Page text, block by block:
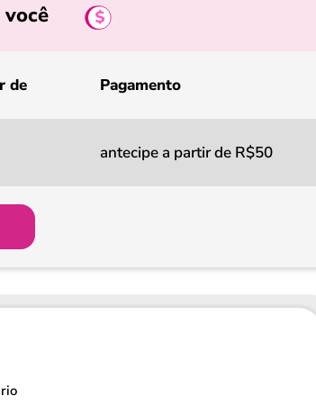
de Pagamento
antecipe a partir de R$50